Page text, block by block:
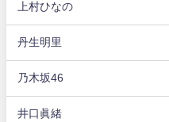
上村ひなの
丹生明里
乃木坂46
井口眞緒